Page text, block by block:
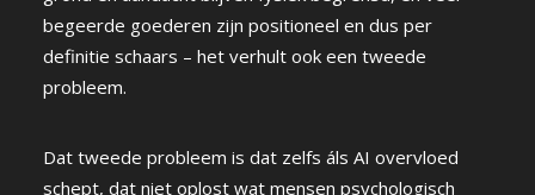
begeerde goederen zijn positioneel en dus per
definitie schaars – het verhult ook een tweede
probleem.
Dat tweede probleem is dat zelfs áls AI overvloed
schept, dat niet oplost wat mensen psychologisch